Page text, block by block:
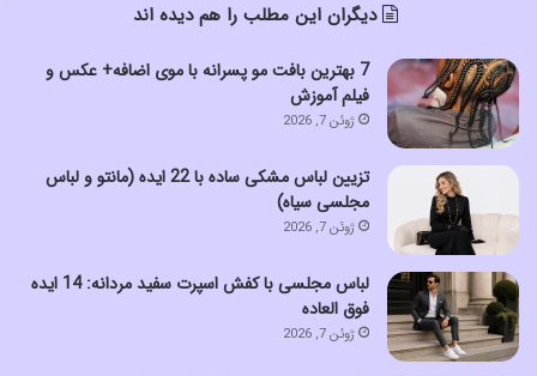
دیگران این مطلب را هم دیده اند
7 بهترین بافت مو پسرانه با موی اضافه+ عکس و
فیلم آموزش
ژوئن 7, 2026
تزیین لباس مشکی ساده با 22 ایده (مانتو و لباس
مجلسی سیاه)
ژوئن 7, 2026
لباس مجلسی با کفش اسپرت سفید مردانه: 14 ایده
فوق العاده
ژوئن 7, 2026